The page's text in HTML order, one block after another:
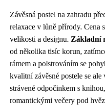
Závěsná postel na zahradu
relaxace v lůně přírody. Cena
velikosti a designu. Základní
od několika tisíc korun,
rámem a polstrováním se
kvalitní závěsné postele se
strávené odpočinkem s
romantickými večery pod